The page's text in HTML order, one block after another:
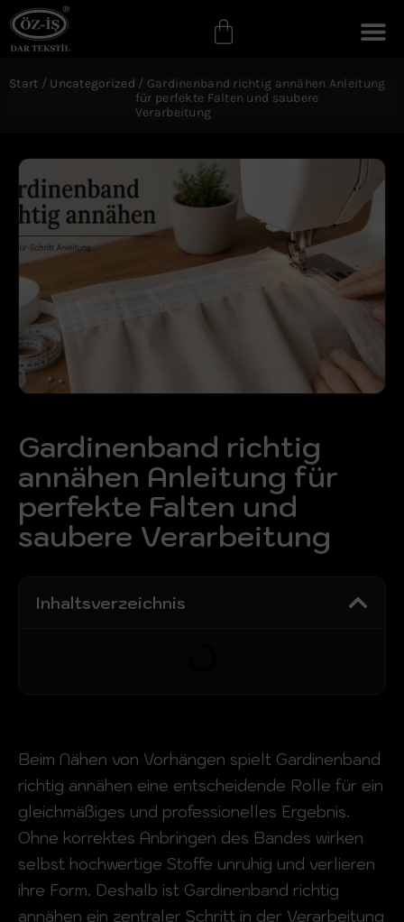
Start / Uncategorized / Gardinenband richtig annähen Anleitung
für perfekte Falten und saubere
Verarbeitung
Gardinenband richtig
annähen Anleitung für
perfekte Falten und
saubere Verarbeitung
Inhaltsverzeichnis
Beim Nähen von Vorhängen spielt Gardinenband
richtig annähen eine entscheidende Rolle für ein
gleichmäßiges und professionelles Ergebnis.
Ohne korrektes Anbringen des Bandes wirken
selbst hochwertige Stoffe unruhig und verlieren
ihre Form. Deshalb ist Gardinenband richtig
annähen ein zentraler Schritt in der Verarbeitung